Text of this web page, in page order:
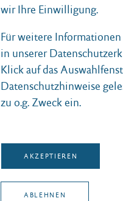
wir Ihre Einwilligung.
Für weitere
in unserer
Klick auf das
Datenschutzhinweise
zu o.g. Zweck ein.
AKZEPTIEREN
ABLEHNEN